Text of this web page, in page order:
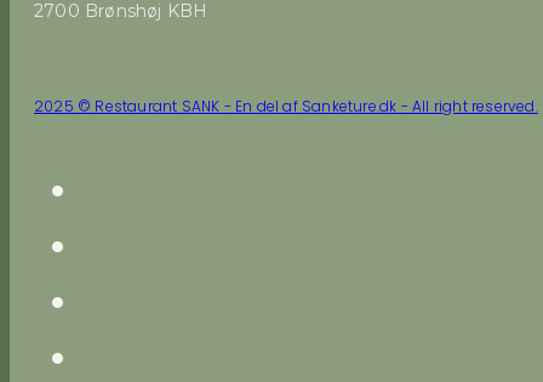
2700 Brønshøj KBH
2025 © Restaurant SANK - En del af Sanketure.dk - All right reserved.